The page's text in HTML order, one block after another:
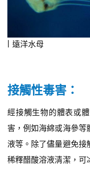
遠洋水母
接觸性毒害：
經接觸生物的體表或
害，例如海綿或海參等
液等。除了儘量避免接
稀釋醋酸溶液清潔，可